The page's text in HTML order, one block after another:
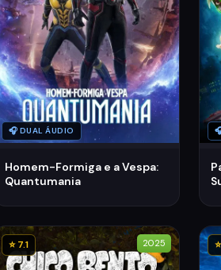
🎧 DUAL ÁUDIO
Homem-Formiga e a Vespa:
Quantumania
⭐ 7.1 2025